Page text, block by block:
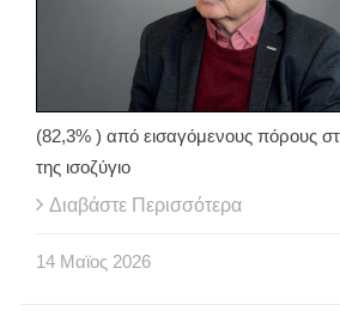
(82,3% ) από εισαγόμενους πόρους
της ισοζύγιο
Διαβάστε Περισσότερα
14 Μαϊος 2026